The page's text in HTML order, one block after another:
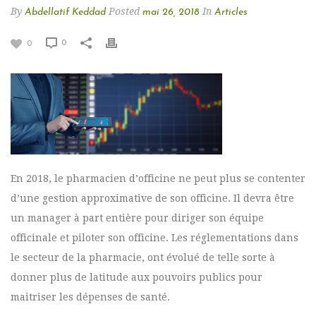
By Abdellatif Keddad Posted mai 26, 2018 In Articles
0 0
En 2018, le pharmacien d’officine ne peut plus se contenter
d’une gestion approximative de son officine. Il devra être
un manager à part entière pour diriger son équipe
officinale et piloter son officine. Les réglementations dans
le secteur de la pharmacie, ont évolué de telle sorte à
donner plus de latitude aux pouvoirs publics pour
maitriser les dépenses de santé.